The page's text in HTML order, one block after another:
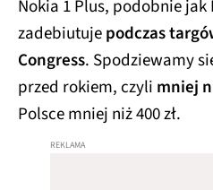
Nokia 1 Plus, podobnie jak
zadebiutujepodczas
Congress. Spodziewamy
przed rokiem, czyli mniej
Polsce mniej niż 400 zł.